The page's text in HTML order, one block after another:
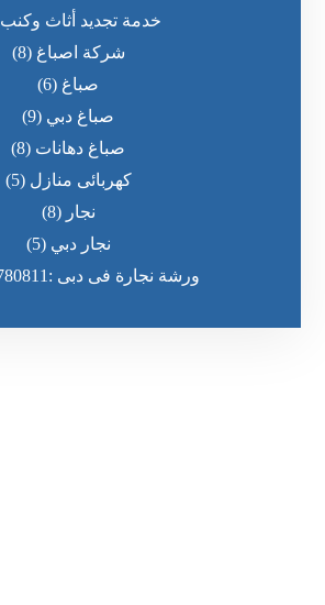
خدمة تجديد أثاث وكنب
شركة اصباغ (8)
صباغ (6)
صباغ دبي (9)
صباغ دهانات (8)
كهربائى منازل (5)
نجار (8)
نجار دبي (5)
ورشة نجارة فى دبى :0564780811